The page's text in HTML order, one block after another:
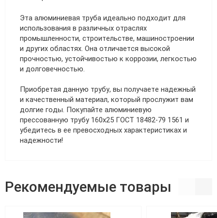
Эта алюминиевая труба идеально подходит для
использования в различных отраслях
промышленности, строительстве, машиностроении
и других областях. Она отличается высокой
прочностью, устойчивостью к коррозии, легкостью
и долговечностью.
Приобретая данную трубу, вы получаете надежный
и качественный материал, который прослужит вам
долгие годы. Покупайте алюминиевую
прессованную трубу 160х25 ГОСТ 18482-79 1561 и
убедитесь в ее превосходных характеристиках и
надежности!
Рекомендуемые товары